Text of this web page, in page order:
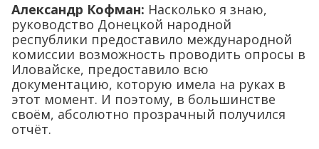
Александр Кофман: Насколько я знаю,
руководство Донецкой народной
республики предоставило международной
комиссии возможность проводить опросы в
Иловайске, предоставило всю
документацию, которую имела на руках в
этот момент. И поэтому, в большинстве
своём, абсолютно прозрачный получился
отчёт.